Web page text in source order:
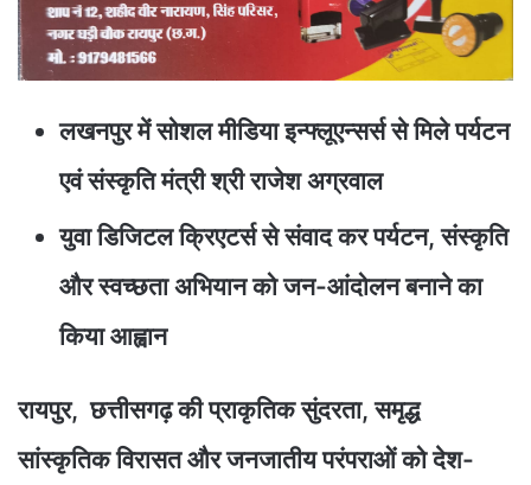
लखनपुर में सोशल मीडिया इन्फ्लूएन्सर्स से मिले पर्यटन
एवं संस्कृति मंत्री श्री राजेश अग्रवाल
युवा डिजिटल क्रिएटर्स से संवाद कर पर्यटन, संस्कृति
और स्वच्छता अभियान को जन-आंदोलन बनाने का
किया आह्वान
रायपुर, छत्तीसगढ़ की प्राकृतिक सुंदरता, समृद्ध
सांस्कृतिक विरासत और जनजातीय परंपराओं को देश-